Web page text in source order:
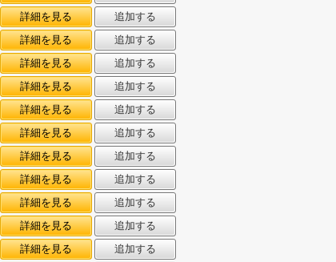
詳細を見る
追加する
詳細を見る
追加する
詳細を見る
追加する
詳細を見る
追加する
詳細を見る
追加する
詳細を見る
追加する
詳細を見る
追加する
詳細を見る
追加する
詳細を見る
追加する
詳細を見る
追加する
詳細を見る
追加する